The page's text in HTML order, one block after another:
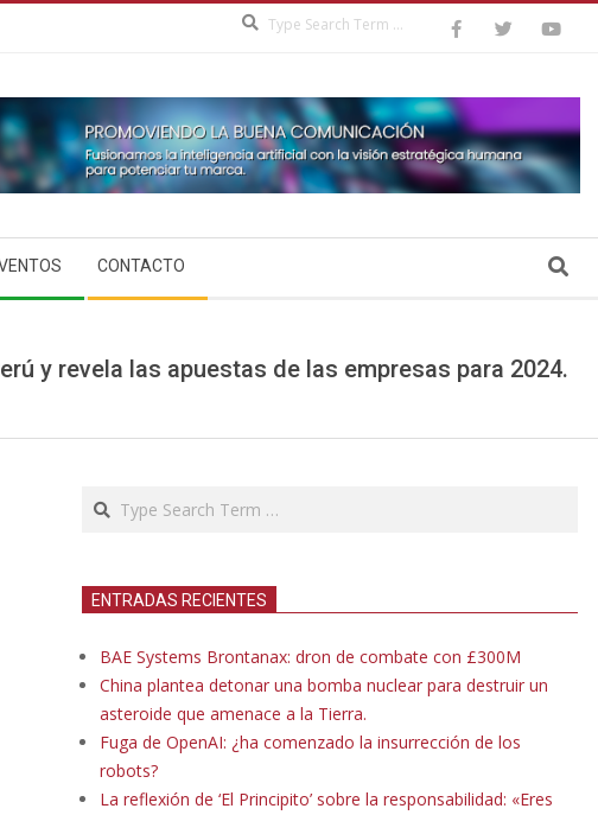
CONTACTO Search
y revela las apuestas de las empresas para 2024.
Search
ENTRADAS RECIENTES
BAE Systems Brontanax: dron de combate con £300M
China plantea detonar una bomba nuclear para destruir un
asteroide que amenace a la Tierra.
Fuga de OpenAI: ¿ha comenzado la insurrección de los
robots?
La reflexión de ‘El Principito’ sobre la responsabilidad: «Eres